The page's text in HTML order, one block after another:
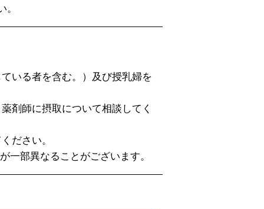
いる者を含む。）及び授乳婦を
剤師に摂取について相談してく
ださい。
一部異なることがございます。